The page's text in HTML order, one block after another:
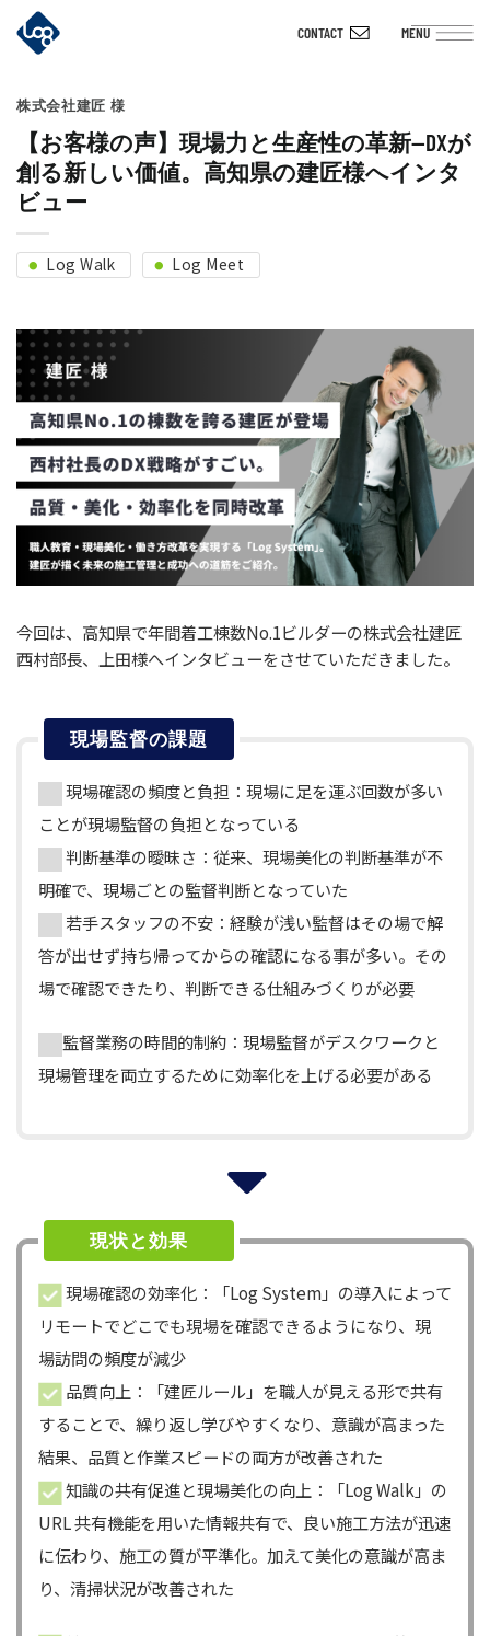
Skip
CONTACT MENU
株式会社建匠 様
【お客様の声】現場力と生産性の革新—DXが
創る新しい価値。高知県の建匠様へインタ
ビュー
Log Walk Log Meet
今回は、高知県で年間着工棟数No.1ビルダーの株式会社建匠
西村部長、上田様へインタビューをさせていただきました。
現場監督の課題
現場確認の頻度と負担：現場に足を運ぶ回数が多い
ことが現場監督の負担となっている
判断基準の曖昧さ：従来、現場美化の判断基準が不
明確で、現場ごとの監督判断となっていた
若手スタッフの不安：経験が浅い監督はその場で解
答が出せず持ち帰ってからの確認になる事が多い。その
場で確認できたり、判断できる仕組みづくりが必要
監督業務の時間的制約：現場監督がデスクワークと
現場管理を両立するために効率化を上げる必要がある
現状と効果
現場確認の効率化：「Log System」の導入によって
リモートでどこでも現場を確認できるようになり、現
場訪問の頻度が減少
品質向上：「建匠ルール」を職人が見える形で共有
することで、繰り返し学びやすくなり、意識が高まった
結果、品質と作業スピードの両方が改善された
知識の共有促進と現場美化の向上：「Log Walk」の
URL 共有機能を用いた情報共有で、良い施工方法が迅速
に伝わり、施工の質が平準化。加えて美化の意識が高ま
り、清掃状況が改善された